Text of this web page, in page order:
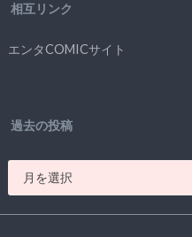
相互リンク
エンタCOMICサイト
過去の投稿